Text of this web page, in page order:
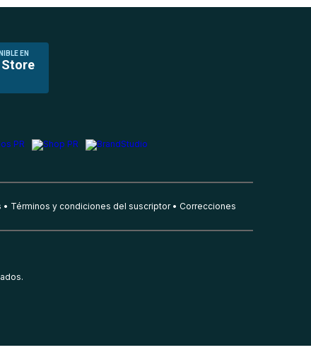
EN
Store
Términos y condiciones del suscriptor Correcciones